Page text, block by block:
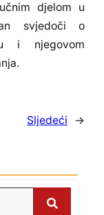
djelom u
svjedoči o
i njegovom
Sljedeći →